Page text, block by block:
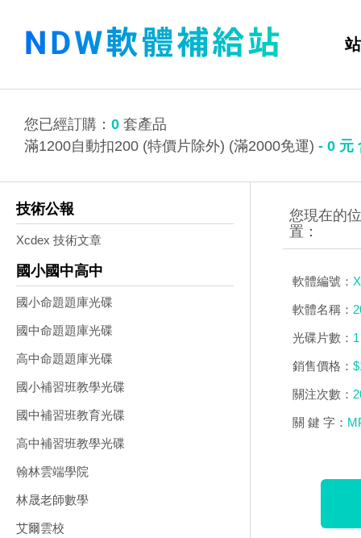
您已經訂購： 0 套產品
滿1200自動扣200 (特價片除外) (滿2000免運) - 0 元
技術公報
Xcdex 技術文章
國小國中高中
國小命題題庫光碟
國中命題題庫光碟
高中命題題庫光碟
國小補習班教學光碟
國中補習班教育光碟
高中補習班教學光碟
翰林雲端學院
林晟老師數學
艾爾雲校
軟體編號：
軟體名稱：
光碟片數： 1
銷售價格：
關注次數：
關 鍵 字：